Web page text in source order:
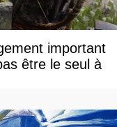
important
être le seul à